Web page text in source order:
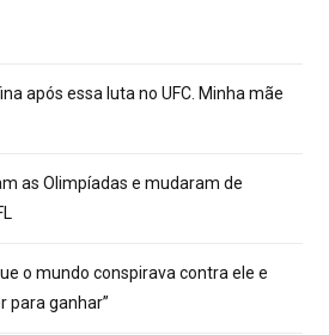
após essa luta no UFC. Minha mãe
as Olimpíadas e mudaram de
o mundo conspirava contra ele e
para ganhar”